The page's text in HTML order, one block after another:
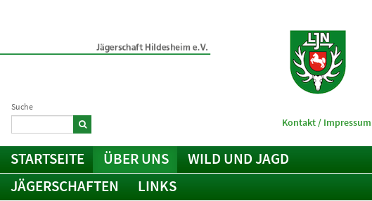
Suche
STARTSEITE ÜBER UNS
WILD UND JAGD
JÄGERSCHAFTEN
LINKS
Kontakt / Impressum